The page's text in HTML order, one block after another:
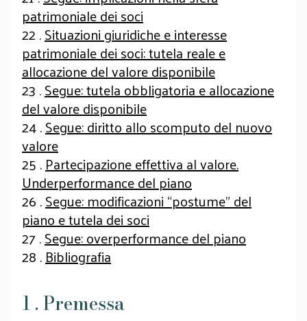
patrimoniale dei soci
22 .Situazioni giuridiche e interesse
patrimoniale dei soci: tutela reale e
allocazione del valore disponibile
23 .Segue: tutela obbligatoria e allocazione
del valore disponibile
24 .Segue: diritto allo scomputo del nuovo
valore
25 .Partecipazione effettiva al valore.
Underperformance del piano
26 .Segue: modificazioni “postume” del
piano e tutela dei soci
27 .Segue: overperformance del piano
28 .Bibliografia
1 . Premessa